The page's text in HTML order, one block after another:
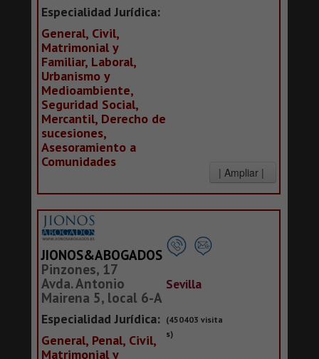
Especialidad Jurídica:
General, Civil,
Matrimonial y
Familiar, Laboral,
Urbanismo y
Medioambiente,
Seguridad Social,
Mercantil, Derecho de
sucesiones,
Asesoramiento a
Comunidades
JIONOS&ABOGADOS
Pinzones, 17
Avda. Antonio
Mairena 5, local 6-A
Especialidad Jurídica:
General, Penal, Civil,
Matrimonial y
Sevilla
(450403 visita
s)